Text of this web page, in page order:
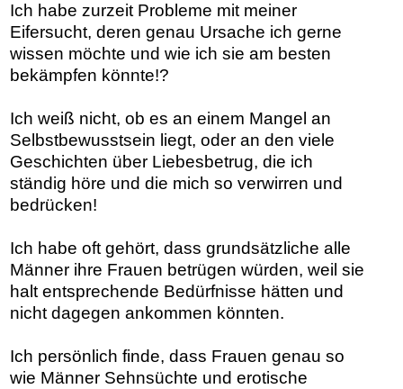
Ich habe zurzeit Probleme mit meiner
Eifersucht, deren genau Ursache ich gerne
wissen möchte und wie ich sie am besten
bekämpfen könnte!?
Ich weiß nicht, ob es an einem Mangel an
Selbstbewusstsein liegt, oder an den viele
Geschichten über Liebesbetrug, die ich
ständig höre und die mich so verwirren und
bedrücken!
Ich habe oft gehört, dass grundsätzliche alle
Männer ihre Frauen betrügen würden, weil sie
halt entsprechende Bedürfnisse hätten und
nicht dagegen ankommen könnten.
Ich persönlich finde, dass Frauen genau so
wie Männer Sehnsüchte und erotische